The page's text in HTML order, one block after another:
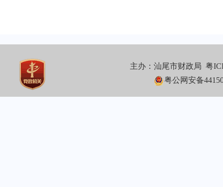
主办：汕尾市财政局粤
粤公网安备